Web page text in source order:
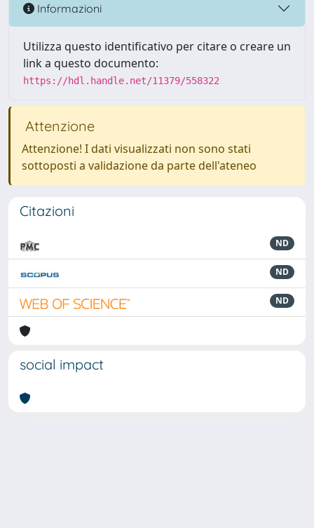
Informazioni
Utilizza questo identificativo per citare o creare un
link a questo documento:
https://hdl.handle.net/11379/558322
Attenzione
Attenzione! I dati visualizzati non sono stati
sottoposti a validazione da parte dell'ateneo
Citazioni
ND
ND
ND
social impact